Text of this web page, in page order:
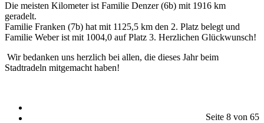
Die meisten Kilometer ist Familie Denzer (6b) mit 1916 km
geradelt.
Familie Franken (7b) hat mit 1125,5 km den 2. Platz belegt und
Familie Weber ist mit 1004,0 auf Platz 3. Herzlichen Glückwunsch!
Wir bedanken uns herzlich bei allen, die dieses Jahr beim
Stadtradeln mitgemacht haben!
Seite 8 von 65